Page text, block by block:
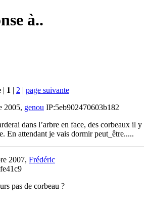
à..
| 1 | 2 | page suivante
2005, genou IP:5eb902470603b182
dans l’arbre en face, des corbeaux il y
En attendant je vais dormir peut_être.....
2007, Frédéric
pas de corbeau ?